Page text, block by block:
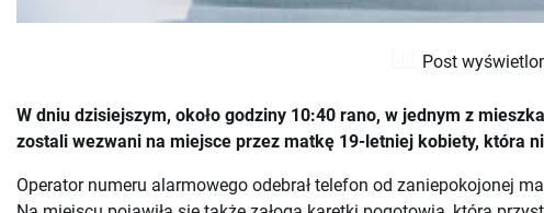
Post
W dniu dzisiejszym, około godziny 10:40 rano, w jednym z
zostali wezwani na miejsce przez matkę 19-letniej kobiety, która
Operator numeru alarmowego odebrał telefon od zaniepokojonej